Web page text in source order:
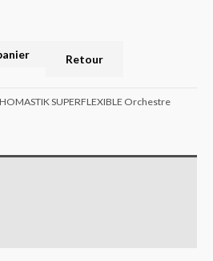
Retour
SUPERFLEXIBLE Orchestre